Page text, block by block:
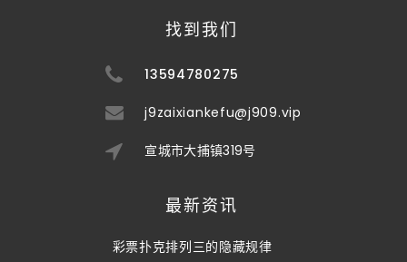
找到我们
13594780275
j9zaixiankefu@j909.vip
宣城市大捕镇319号
最新资讯
彩票扑克排列三的隐藏规律